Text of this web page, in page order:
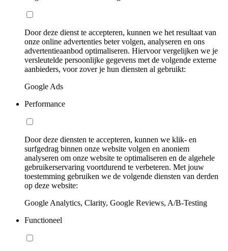
Door deze dienst te accepteren, kunnen we het resultaat van
onze online advertenties beter volgen, analyseren en ons
advertentieaanbod optimaliseren. Hiervoor vergelijken we je
versleutelde persoonlijke gegevens met de volgende externe
aanbieders, voor zover je hun diensten al gebruikt:
Google Ads
Performance
Door deze diensten te accepteren, kunnen we klik- en
surfgedrag binnen onze website volgen en anoniem
analyseren om onze website te optimaliseren en de algehele
gebruikerservaring voortdurend te verbeteren. Met jouw
toestemming gebruiken we de volgende diensten van derden
op deze website:
Google Analytics, Clarity, Google Reviews, A/B-Testing
Functioneel